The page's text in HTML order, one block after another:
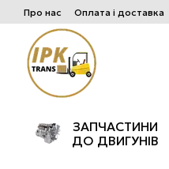
Перейти до основного
Про нас Оплата і доставка
ЗАПЧАСТИНИ
ДО ДВИГУНІВ